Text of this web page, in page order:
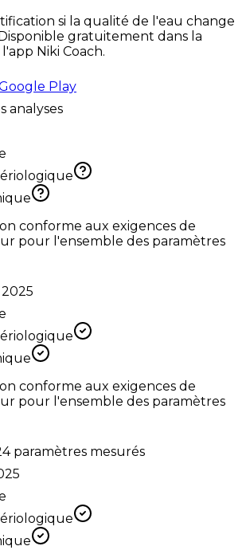
si la qualité de l'eau change
gratuitement dans la
Niki Coach.
Play
analyses
conforme aux exigences de
pour l'ensemble des paramètres
conforme aux exigences de
pour l'ensemble des paramètres
paramètres mesurés